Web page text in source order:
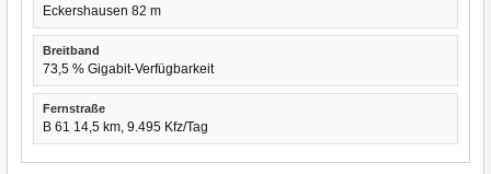
Eckershausen 82 m
Breitband
73,5 % Gigabit-Verfügbarkeit
Fernstraße
B 61 14,5 km, 9.495 Kfz/Tag